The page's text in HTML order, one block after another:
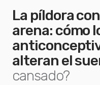
La píldora
arena: cómo
alteran el
cansado?